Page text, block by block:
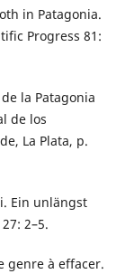
in Patagonia.
Progress 81:
la Patagonia
de los
La Plata, p.
Ein unlängst
2–5.
genre à effacer.